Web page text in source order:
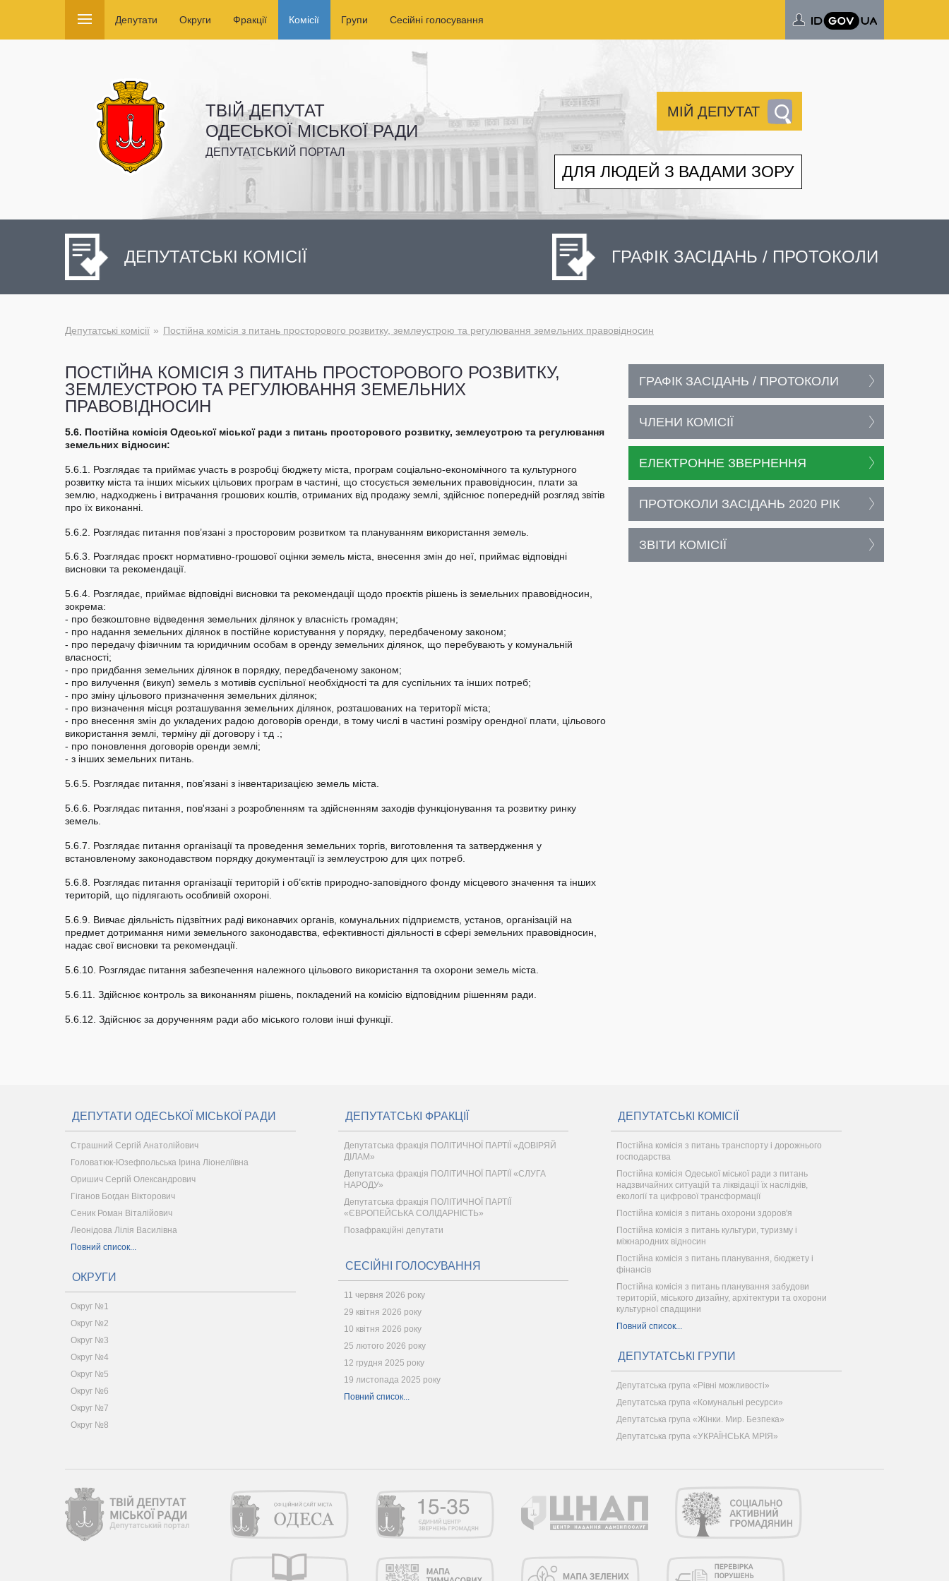
Депутати Округи Фракції Комісії Групи Сесійні голосування
ТВІЙ ДЕПУТАТ
ОДЕСЬКОЇ МІСЬКОЇ РАДИ
ДЕПУТАТСЬКИЙ ПОРТАЛ
МІЙ ДЕПУТАТ
ДЛЯ ЛЮДЕЙ З ВАДАМИ ЗОРУ
ДЕПУТАТСЬКІ КОМІСІЇ ГРАФІК ЗАСІДАНЬ / ПРОТОКОЛИ
Депутатські комісії Постійна комісія з питань просторового розвитку, землеустрою та регулювання земельних правовідносин
ПОСТІЙНА КОМІСІЯ З ПИТАНЬ ПРОСТОРОВОГО РОЗВИТКУ,
ЗЕМЛЕУСТРОЮ ТА РЕГУЛЮВАННЯ ЗЕМЕЛЬНИХ
ПРАВОВІДНОСИН
5.6. Постійна комісія Одеської міської ради з питань просторового розвитку, землеустрою та регулювання
земельних відносин:
5.6.1. Розглядає та приймає участь в розробці бюджету міста, програм соціально-економічного та культурного
розвитку міста та інших міських цільових програм в частині, що стосується земельних правовідносин, плати за
землю, надходжень і витрачання грошових коштів, отриманих від продажу землі, здійснює попередній розгляд звітів
про їх виконанні.
5.6.2. Розглядає питання пов’язані з просторовим розвитком та плануванням використання земель.
5.6.3. Розглядає проєкт нормативно-грошової оцінки земель міста, внесення змін до неї, приймає відповідні
висновки та рекомендації.
5.6.4. Розглядає, приймає відповідні висновки та рекомендації щодо проєктів рішень із земельних правовідносин,
зокрема:
- про безкоштовне відведення земельних ділянок у власність громадян;
- про надання земельних ділянок в постійне користування у порядку, передбаченому законом;
- про передачу фізичним та юридичним особам в оренду земельних ділянок, що перебувають у комунальній
власності;
- про придбання земельних ділянок в порядку, передбаченому законом;
- про вилучення (викуп) земель з мотивів суспільної необхідності та для суспільних та інших потреб;
- про зміну цільового призначення земельних ділянок;
- про визначення місця розташування земельних ділянок, розташованих на території міста;
- про внесення змін до укладених радою договорів оренди, в тому числі в частині розміру орендної плати, цільового
використання землі, терміну дії договору і т.д .;
- про поновлення договорів оренди землі;
- з інших земельних питань.
5.6.5. Розглядає питання, пов’язані з інвентаризацією земель міста.
5.6.6. Розглядає питання, пов'язані з розробленням та здійсненням заходів функціонування та розвитку ринку
земель.
5.6.7. Розглядає питання організації та проведення земельних торгів, виготовлення та затвердження у
встановленому законодавством порядку документації із землеустрою для цих потреб.
5.6.8. Розглядає питання організації територій і об’єктів природно-заповідного фонду місцевого значення та інших
територій, що підлягають особливій охороні.
5.6.9. Вивчає діяльність підзвітних раді виконавчих органів, комунальних підприємств, установ, організацій на
предмет дотримання ними земельного законодавства, ефективності діяльності в сфері земельних правовідносин,
надає свої висновки та рекомендації.
5.6.10. Розглядає питання забезпечення належного цільового використання та охорони земель міста.
5.6.11. Здійснює контроль за виконанням рішень, покладений на комісію відповідним рішенням ради.
5.6.12. Здійснює за дорученням ради або міського голови інші функції.
ГРАФІК ЗАСІДАНЬ / ПРОТОКОЛИ
ЧЛЕНИ КОМІСІЇ
ЕЛЕКТРОННЕ ЗВЕРНЕННЯ
ПРОТОКОЛИ ЗАСІДАНЬ 2020 РІК
ЗВІТИ КОМІСІЇ
ДЕПУТАТИ ОДЕСЬКОЇ МІСЬКОЇ РАДИ
Страшний Сергій Анатолійович
Головатюк-Юзефпольська Ірина Ліонеліївна
Оришич Сергій Олександрович
Гіганов Богдан Вікторович
Сеник Роман Віталійович
Леонідова Лілія Василівна
Повний список...
ОКРУГИ
Округ №1
Округ №2
Округ №3
Округ №4
Округ №5
Округ №6
Округ №7
Округ №8
ДЕПУТАТСЬКІ ФРАКЦІЇ
Депутатська фракція ПОЛІТИЧНОЇ ПАРТІЇ «ДОВІРЯЙ
ДІЛАМ»
Депутатська фракція ПОЛІТИЧНОЇ ПАРТІЇ «СЛУГА
НАРОДУ»
Депутатська фракція ПОЛІТИЧНОЇ ПАРТІЇ
«ЄВРОПЕЙСЬКА СОЛІДАРНІСТЬ»
Позафракційні депутати
СЕСІЙНІ ГОЛОСУВАННЯ
11 червня 2026 року
29 квітня 2026 року
10 квітня 2026 року
25 лютого 2026 року
12 грудня 2025 року
19 листопада 2025 року
Повний список...
ДЕПУТАТСЬКІ КОМІСІЇ
Постійна комісія з питань транспорту і дорожнього
господарства
Постійна комісія Одеської міської ради з питань
надзвичайних ситуацій та ліквідації їх наслідків,
екології та цифрової трансформації
Постійна комісія з питань охорони здоров'я
Постійна комісія з питань культури, туризму і
міжнародних відносин
Постійна комісія з питань планування, бюджету і
фінансів
Постійна комісія з питань планування забудови
територій, міського дизайну, архітектури та охорони
культурної спадщини
Повний список...
ДЕПУТАТСЬКІ ГРУПИ
Депутатська група «Рівні можливості»
Депутатська група «Комунальні ресурси»
Депутатська група «Жінки. Мир. Безпека»
Депутатська група «УКРАЇНСЬКА МРІЯ»